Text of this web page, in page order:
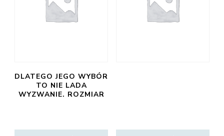
DLATEGO JEGO WYBÓR
TO NIE LADA
WYZWANIE. ROZMIAR